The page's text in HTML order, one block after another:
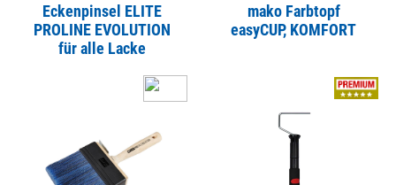
Eckenpinsel ELITE
PROLINE EVOLUTION
für alle Lacke
mako Farbtopf
easyCUP, KOMFORT